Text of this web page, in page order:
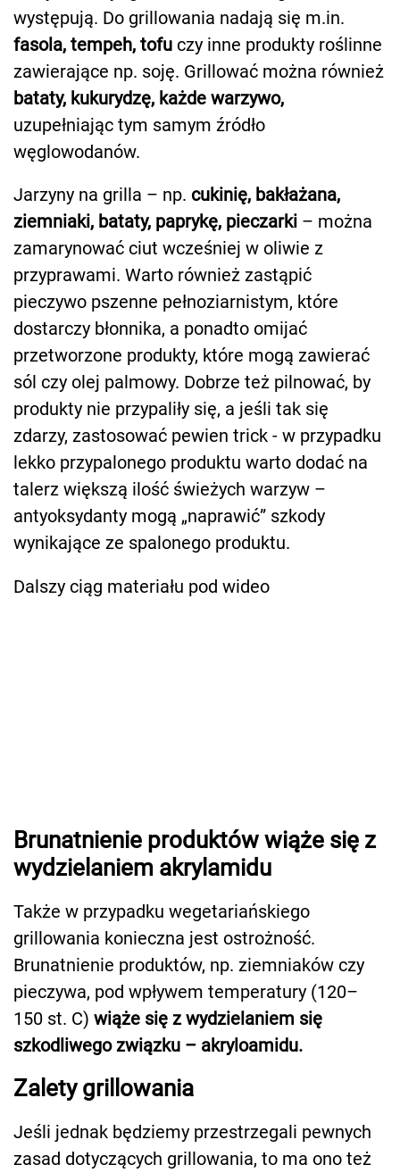
występują. Do grillowania nadają się m.in.
fasola, tempeh, tofu czy inne produkty roślinne
zawierające np. soję. Grillować można również
bataty, kukurydzę, każde warzywo,
uzupełniając tym samym źródło
węglowodanów.
Jarzyny na grilla – np. cukinię, bakłażana,
ziemniaki, bataty, paprykę, pieczarki – można
zamarynować ciut wcześniej w oliwie z
przyprawami. Warto również zastąpić
pieczywo pszenne pełnoziarnistym, które
dostarczy błonnika, a ponadto omijać
przetworzone produkty, które mogą zawierać
sól czy olej palmowy. Dobrze też pilnować, by
produkty nie przypaliły się, a jeśli tak się
zdarzy, zastosować pewien trick - w przypadku
lekko przypalonego produktu warto dodać na
talerz większą ilość świeżych warzyw –
antyoksydanty mogą „naprawić” szkody
wynikające ze spalonego produktu.
Dalszy ciąg materiału pod wideo
Brunatnienie produktów wiąże się z
wydzielaniem akrylamidu
Także w przypadku wegetariańskiego
grillowania konieczna jest ostrożność.
Brunatnienie produktów, np. ziemniaków czy
pieczywa, pod wpływem temperatury (120–
150 st. C) wiąże się z wydzielaniem się
szkodliwego związku – akryloamidu.
Zalety grillowania
Jeśli jednak będziemy przestrzegali pewnych
zasad dotyczących grillowania, to ma ono też